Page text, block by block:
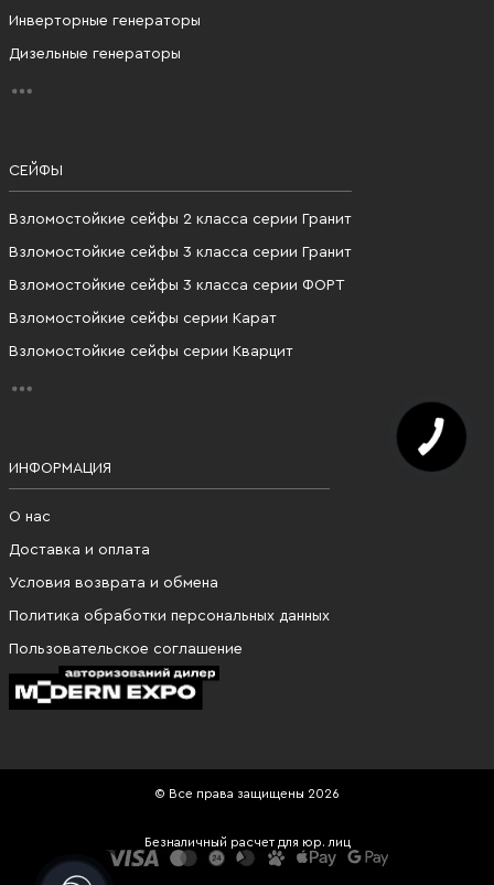
Инверторные генераторы
Дизельные генераторы
СЕЙФЫ
Взломостойкие сейфы 2 класса серии Гранит
Взломостойкие сейфы 3 класса серии Гранит
Взломостойкие сейфы 3 класса серии ФОРТ
Взломостойкие сейфы серии Карат
Взломостойкие сейфы серии Кварцит
ИНФОРМАЦИЯ
О нас
Доставка и оплата
Условия возврата и обмена
Политика обработки персональных данных
Пользовательское соглашение
© Все права защищены 2026
Безналичный расчет для юр. лиц